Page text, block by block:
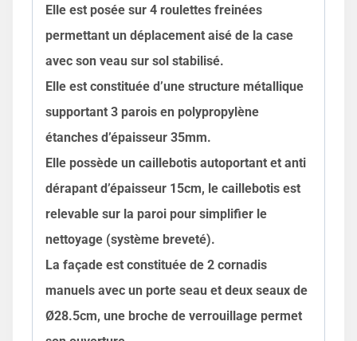
Elle est posée sur 4 roulettes freinées
permettant un déplacement aisé de la case
avec son veau sur sol stabilisé.
Elle est constituée d’une structure métallique
supportant 3 parois en polypropylène
étanches d’épaisseur 35mm.
Elle possède un caillebotis autoportant et anti
dérapant d’épaisseur 15cm, le caillebotis est
relevable sur la paroi pour simplifier le
nettoyage (système breveté).
La façade est constituée de 2 cornadis
manuels avec un porte seau et deux seaux de
Ø28.5cm, une broche de verrouillage permet